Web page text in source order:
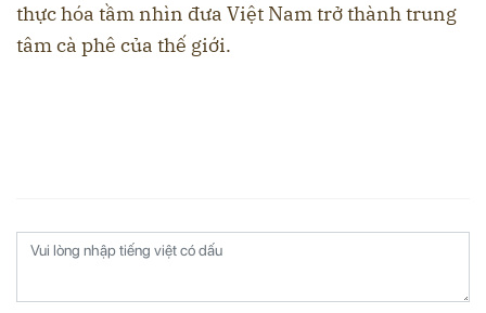
thực hóa tầm nhìn đưa Việt Nam trở thành trung
tâm cà phê của thế giới.